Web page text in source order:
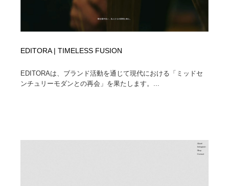
EDITORA | TIMELESS FUSION
EDITORAは、ブランド活動を通じて現代における「ミッドセ
ンチュリーモダンとの再会」を果たします。...